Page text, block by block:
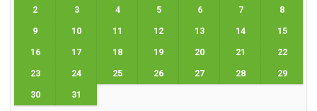
2 3 4 5 6 7 8
9 10 11 12 13 14 15
16 17 18 19 20 21 22
23 24 25 26 27 28 29
30 31